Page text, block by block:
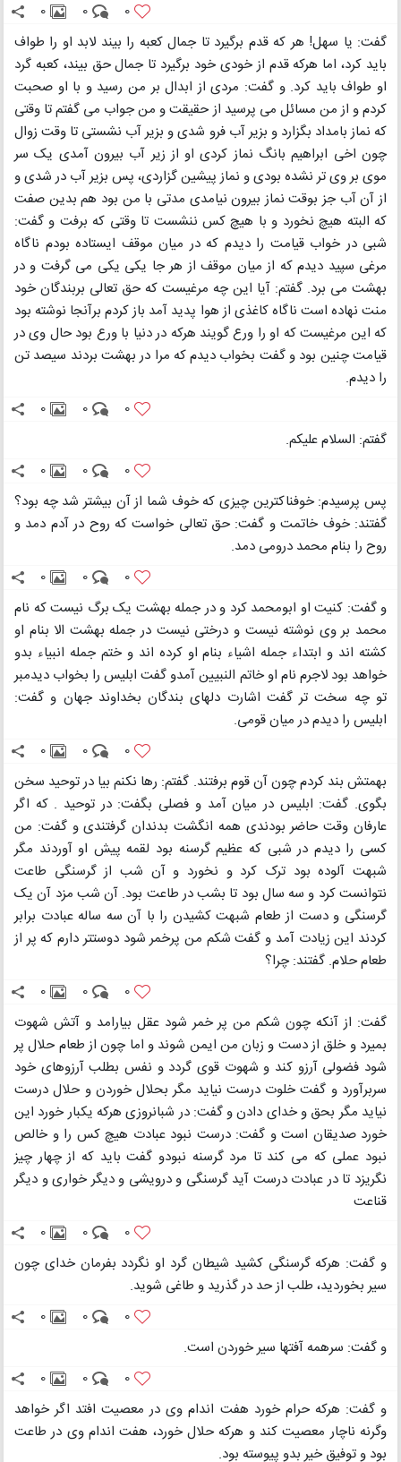
0
0
0
گفت: یا سهل! هر که قدم برگیرد تا جمال کعبه را بیند لابد او را طواف
باید کرد، اما هرکه قدم از خودی خود برگیرد تا جمال حق بیند، کعبه گرد
او طواف باید کرد. و گفت: مردی از ابدال بر من رسید و با او صحبت
کردم و از من مسائل می پرسید از حقیقت و من جواب می گفتم تا وقتی
که نماز بامداد بگزارد و بزیر آب فرو شدی و بزیر آب نشستی تا وقت زوال
چون اخی ابراهیم بانگ نماز کردی او از زیر آب بیرون آمدی یک سر
موی بر وی تر نشده بودی و نماز پیشین گزاردی، پس بزیر آب در شدی و
از آن آب جز بوقت نماز بیرون نیامدی مدتی با من بود هم بدین صفت
که البته هیچ نخورد و با هیچ کس ننشست تا وقتی که برفت و گفت:
شبی در خواب قیامت را دیدم که در میان موقف ایستاده بودم ناگاه
مرغی سپید دیدم که از میان موقف از هر جا یکی یکی می گرفت و در
بهشت می برد. گفتم: آیا این چه مرغیست که حق تعالی بربندگان خود
منت نهاده است ناگاه کاغذی از هوا پدید آمد باز کردم برآنجا نوشته بود
که این مرغیست که او را ورع گویند هرکه در دنیا با ورع بود حال وی در
قیامت چنین بود و گفت بخواب دیدم که مرا در بهشت بردند سیصد تن
را دیدم.
0
0
0
گفتم: السلام علیکم.
0
0
0
پس پرسیدم: خوفناکترین چیزی که خوف شما از آن بیشتر شد چه بود؟
گفتند: خوف خاتمت و گفت: حق تعالی خواست که روح در آدم دمد و
روح را بنام محمد درومی دمد.
0
0
0
و گفت: کنیت او ابومحمد کرد و در جمله بهشت یک برگ نیست که نام
محمد بر وی نوشته نیست و درختی نیست در جمله بهشت الا بنام او
کشته اند و ابتداء جمله اشیاء بنام او کرده اند و ختم جمله انبیاء بدو
خواهد بود لاجرم نام او خاتم النبیین آمدو گفت ابلیس را بخواب دیدمبر
تو چه سخت تر گفت اشارت دلهای بندگان بخداوند جهان و گفت:
ابلیس را دیدم در میان قومی.
0
0
0
بهمتش بند کردم چون آن قوم برفتند. گفتم: رها نکنم بیا در توحید سخن
بگوی. گفت: ابلیس در میان آمد و فصلی بگفت: در توحید . که اگر
عارفان وقت حاضر بودندی همه انگشت بدندان گرفتندی و گفت: من
کسی را دیدم در شبی که عظیم گرسنه بود لقمه پیش او آوردند مگر
شبهت آلوده بود ترک کرد و نخورد و آن شب از گرسنگی طاعت
نتوانست کرد و سه سال بود تا بشب در طاعت بود. آن شب مزد آن یک
گرسنگی و دست از طعام شبهت کشیدن را با آن سه ساله عبادت برابر
کردند این زیادت آمد و گفت شکم من پرخمر شود دوستتر دارم که پر از
طعام حلام. گفتند: چرا؟
0
0
0
گفت: از آنکه چون شکم من پر خمر شود عقل بیارامد و آتش شهوت
بمیرد و خلق از دست و زبان من ایمن شوند و اما چون از طعام حلال پر
شود فضولی آرزو کند و شهوت قوی گردد و نفس بطلب آرزوهای خود
سربرآورد و گفت خلوت درست نیاید مگر بحلال خوردن و حلال درست
نیاید مگر بحق و خدای دادن و گفت: در شبانروزی هرکه یکبار خورد این
خورد صدیقان است و گفت: درست نبود عبادت هیچ کس را و خالص
نبود عملی که می کند تا مرد گرسنه نبودو گفت باید که از چهار چیز
نگریزد تا در عبادت درست آید گرسنگی و درویشی و دیگر خواری و دیگر
قناعت
0
0
0
و گفت: هرکه گرسنگی کشید شیطان گرد او نگردد بفرمان خدای چون
سیر بخوردید، طلب از حد در گذرید و طاغی شوید.
0
0
0
و گفت: سرهمه آفتها سیر خوردن است.
0
0
0
و گفت: هرکه حرام خورد هفت اندام وی در معصیت افتد اگر خواهد
وگرنه ناچار معصیت کند و هرکه حلال خورد، هفت اندام وی در طاعت
بود و توفیق خیر بدو پیوسته بود.